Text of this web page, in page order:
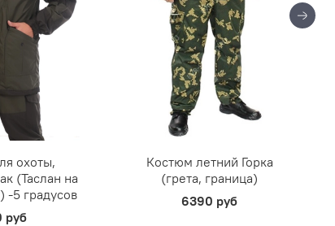
охоты,
(Таслан на
-5 градусов
руб
Костюм летний Горка
(грета, граница)
6390 руб